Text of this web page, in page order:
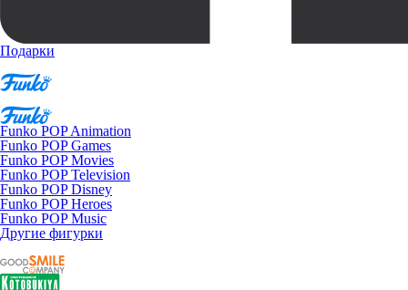
Подарки
Funko POP Animation
Funko POP Games
Funko POP Movies
Funko POP Television
Funko POP Disney
Funko POP Heroes
Funko POP Music
Другие фигурки